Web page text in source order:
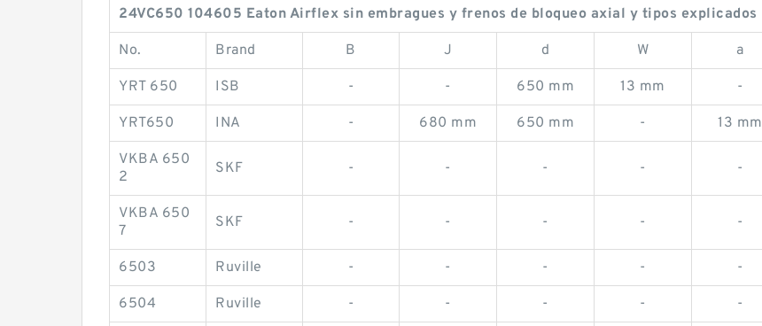
24VC650 104605 Eaton Airflex sin embragues y frenos de bloqueo axial y tipos explicados
No. Brand B J d W a
YRT 650 ISB - - 650 mm 13 mm -
YRT650 INA - 680 mm 650 mm - 13 mm
VKBA 650
2
SKF - - - - -
VKBA 650
7
SKF - - - - -
6503 Ruville - - - - -
6504 Ruville - - - - -